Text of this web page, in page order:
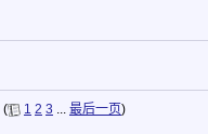
( 1 2 3 ... 最后一页)